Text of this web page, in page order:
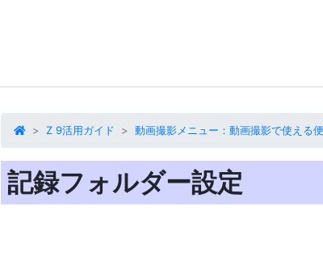
Z 9活用ガイド 動画撮影メニュー：動画撮影で使える
記録フォルダー設定